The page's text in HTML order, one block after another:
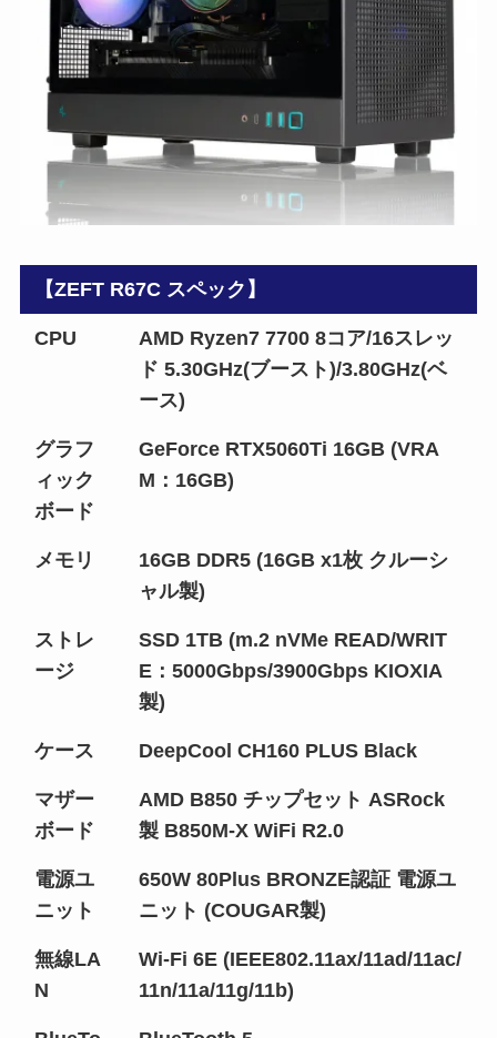
【ZEFT R67C スペック】
CPU
AMD Ryzen7 7700 8コア/16スレッ
ド 5.30GHz(ブースト)/3.80GHz(ベ
ース)
グラフ
ィック
ボード
GeForce RTX5060Ti 16GB (VRA
M：16GB)
メモリ
16GB DDR5 (16GB x1枚 クルーシ
ャル製)
ストレ
ージ
SSD 1TB (m.2 nVMe READ/WRIT
E：5000Gbps/3900Gbps KIOXIA
製)
ケース DeepCool CH160 PLUS Black
マザー
ボード
AMD B850 チップセット ASRock
製 B850M-X WiFi R2.0
電源ユ
ニット
650W 80Plus BRONZE認証 電源ユ
ニット (COUGAR製)
無線LA
N
Wi-Fi 6E (IEEE802.11ax/11ad/11ac/
11n/11a/11g/11b)